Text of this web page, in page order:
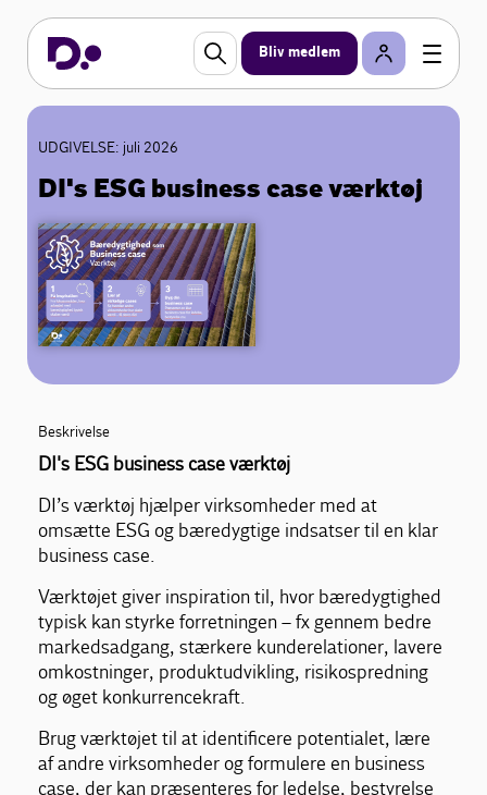
Bliv medlem
UDGIVELSE: juli 2026
DI's ESG business case værktøj
Beskrivelse
DI's ESG business case værktøj
DI’s værktøj hjælper virksomheder med at
omsætte ESG og bæredygtige indsatser til en klar
business case.
Værktøjet giver inspiration til, hvor bæredygtighed
typisk kan styrke forretningen – fx gennem bedre
markedsadgang, stærkere kunderelationer, lavere
omkostninger, produktudvikling, risikospredning
og øget konkurrencekraft.
Brug værktøjet til at identificere potentialet, lære
af andre virksomheder og formulere en business
case, der kan præsenteres for ledelse, bestyrelse